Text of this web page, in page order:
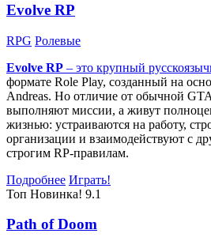
Evolve RP
RPG Ролевые
Evolve RP – это крупный
формате Role Play, созданный на
Andreas. Но отличие от обычной
выполняют миссии, а живут
жизнью: устраиваются на работу,
организации и взаимодействуют с
строгим RP-правилам.
Подробнее Играть!
Топ Новинка! 9.1
Path of Doom